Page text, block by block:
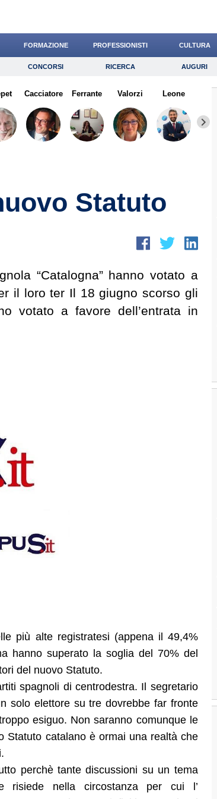
FORMAZIONE PROFESSIONISTI CULTURA
Concorsi Ricerca Auguri
Diritto Economia Giornalista
CONCORSI RICERCA AUGURI
Cacciatore Ferrante Valorzi Leone
Statuto
“Catalogna” hanno votato a
il loro ter Il 18 giugno scorso gli
votato a favore dell’entrata in
più alte registratesi (appena il 49,4%
hanno superato la soglia del 70% del
del nuovo Statuto.
spagnoli di centrodestra. Il segretario
solo elettore su tre dovrebbe far fronte
esiguo. Non saranno comunque le
Statuto catalano è ormai una realtà che
perchè tante discussioni su un tema
risiede nella circostanza per cui l’